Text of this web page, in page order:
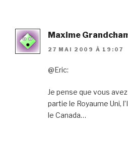
Maxime
27 MAI 2009 À 19:07
@Eric:
Je pense que vous
partie le Royaume Uni,
le Canada…